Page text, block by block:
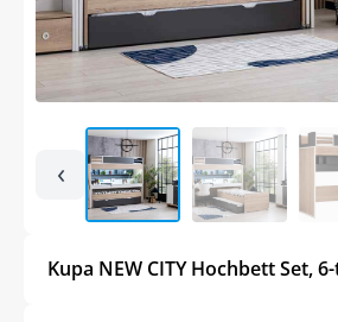
‹
Kupa NEW CITY Hochbett Set,